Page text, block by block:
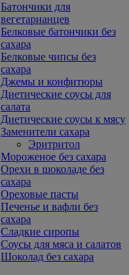
Батончики для
вегетарианцев
Белковые батончики без
сахара
Белковые чипсы без
сахара
Джемы и конфитюры
Диетические соусы для
салата
Диетические соусы к мясу
Заменители сахара
Эритритол
Мороженое без сахара
Орехи в шоколаде без
сахара
Ореховые пасты
Печенье и вафли без
сахара
Сладкие сиропы
Соусы для мяса и салатов
Шоколад без сахара